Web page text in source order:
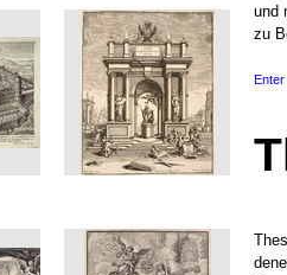
und
zu
Enter